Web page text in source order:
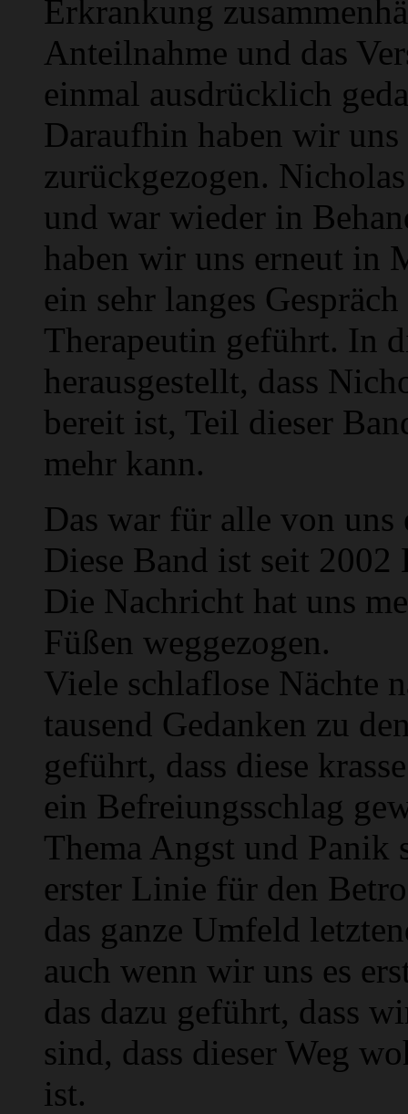
Erkrankung
Anteilnahme und das
einmal ausdrücklich
Daraufhin haben wir
zurückgezogen.
und war wieder in
haben wir uns erneut in
ein sehr langes
Therapeutin geführt. In
herausgestellt, dass
bereit ist, Teil dieser
mehr kann.
Das war für alle von uns
Diese Band ist seit
Die Nachricht hat uns
Füßen weggezogen.
Viele schlaflose Nächte
tausend Gedanken zu
geführt, dass diese
ein Befreiungsschlag
Thema Angst und Panik
erster Linie für den
das ganze Umfeld
auch wenn wir uns es
das dazu geführt, dass
sind, dass dieser Weg
ist.